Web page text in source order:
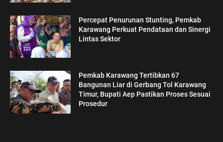
Percepat Penurunan Stunting, Pemkab
Karawang Perkuat Pendataan dan Sinergi
Lintas Sektor
Pemkab Karawang Tertibkan 67
Bangunan Liar di Gerbang Tol Karawang
Timur, Bupati Aep Pastikan Proses Sesuai
Prosedur